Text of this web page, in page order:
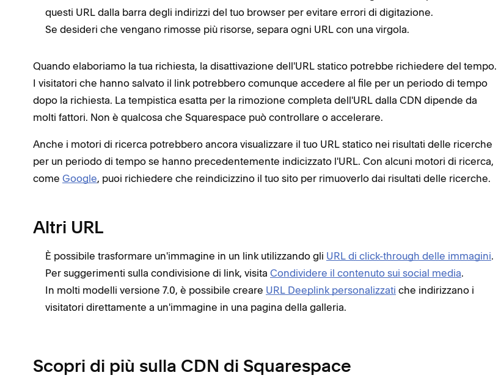
questi URL dalla barra degli indirizzi del tuo browser per evitare errori di digitazione.
Se desideri che vengano rimosse più risorse, separa ogni URL con una virgola.
Quando elaboriamo la tua richiesta, la disattivazione dell'URL statico potrebbe richiedere del tempo.
I visitatori che hanno salvato il link potrebbero comunque accedere al file per un periodo di tempo
dopo la richiesta. La tempistica esatta per la rimozione completa dell'URL dalla CDN dipende da
molti fattori. Non è qualcosa che Squarespace può controllare o accelerare.
Anche i motori di ricerca potrebbero ancora visualizzare il tuo URL statico nei risultati delle ricerche
per un periodo di tempo se hanno precedentemente indicizzato l'URL. Con alcuni motori di ricerca,
come Google, puoi richiedere che reindicizzino il tuo sito per rimuoverlo dai risultati delle ricerche.
Altri URL
È possibile trasformare un'immagine in un link utilizzando gli URL di click-through delle immagini.
Per suggerimenti sulla condivisione di link, visita Condividere il contenuto sui social media.
In molti modelli versione 7.0, è possibile creare URL Deeplink personalizzati che indirizzano i
visitatori direttamente a un'immagine in una pagina della galleria.
Scopri di più sulla CDN di Squarespace